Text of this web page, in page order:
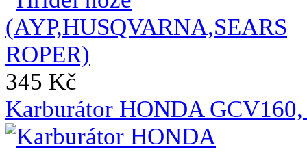
345 Kč
Karburátor HONDA